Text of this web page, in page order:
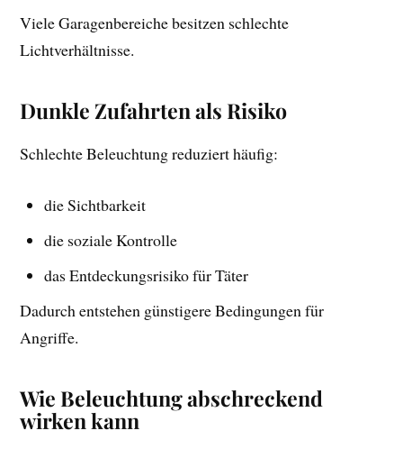
Viele Garagenbereiche besitzen schlechte
Lichtverhältnisse.
Dunkle Zufahrten als Risiko
Schlechte Beleuchtung reduziert häufig:
die Sichtbarkeit
die soziale Kontrolle
das Entdeckungsrisiko für Täter
Dadurch entstehen günstigere Bedingungen für
Angriffe.
Wie Beleuchtung abschreckend
wirken kann